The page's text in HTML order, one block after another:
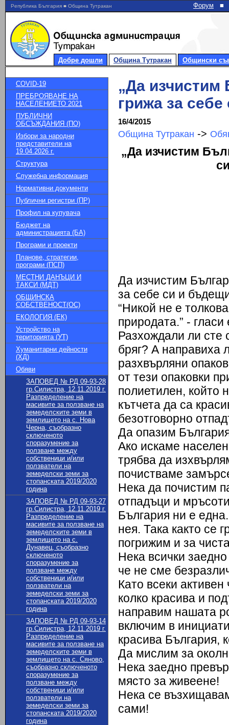
Република България ■ Община Тутракан Форум ■
Добре дошли Община Тутракан Общински
COVID-19
ПРЕБРОЯВАНЕ НА
НАСЕЛЕНИЕТО 2021
ПУБЛИЧНИ
ОБСЪЖДАНИЯ (ПО)
Избори за народни
представители на
19.04.2026 г.
Структура
Служебна информация
Нормативни документи
Публични регистри (ПР)
Профил на купувача
Бюджет на
администрацията (БА)
Програми и проекти
Планове, стратегии,
програми (ПСП)
МЕСТНИ ДАНЪЦИ И
ТАКСИ (МДТ)
ОБЩИНСКА
СОБСТВЕНОСТ(ОС)
ЕКОЛОГИЯ (ЕК)
Устройство на
територията (УТ)
Хуманитарни дейности
(ХД)
Обяви
ЗАПОВЕД № РД 09-93-28
гр.Силистра, 12.11.2019 г.
Разпределение на
масивите за ползване на
земеделските земи в
землището на с. Нова
Черна, съобразно
сключеното
споразумение за
ползване между
собственици и/или
ползватели на
земеделски земи за
стопанската 2019/2020
година
ЗАПОВЕД № РД 09-93-27
гр.Силистра, 12.11.2019 г.
Разпределение на
масивите за ползване на
земеделските земи в
землището на с.
Дунавец, съобразно
сключеното
споразумение за
ползване между
собственици и/или
ползватели на
земеделски земи за
стопанската 2019/2020
година
ЗАПОВЕД № РД 09-93-14
гр.Силистра, 12.11.2019 г.
Разпределение на
масивите за ползване на
земеделските земи в
землището на с. Сяново,
съобразно сключеното
споразумение за
ползване между
собственици и/или
ползватели на
земеделски земи за
стопанската 2019/2020
година
„Да
грижа за
16/4/2015
Община Тутракан ->
„Да изчистим
Да изчистим
за себе си и
“Никой не е
природата.” - гласи
Разхождали ли сте
бряг? А направиха
разхвърляни
от тези опаковки
полиетилен, който
кътчета да са
безотговорно
Да опазим
Ако искаме
трябва да
почистваме
Нека да почистим
отпадъци и
България ни е
нея. Така както се
погрижим и за
Нека всички
че не сме
Като всеки
колко красива и
направим нашата
включим в
красива България,
Да мислим за
Нека заедно
място за живеене!
Нека се
сами!